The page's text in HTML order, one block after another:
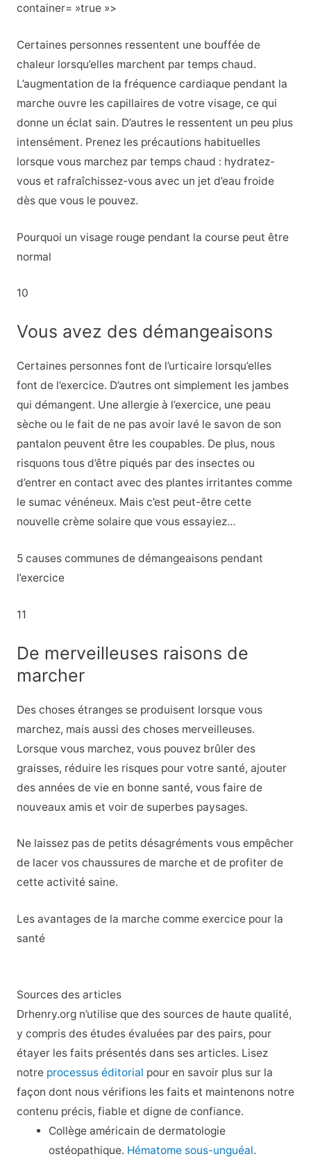
container= »true »>
Certaines personnes ressentent une bouffée de
chaleur lorsqu’elles marchent par temps chaud.
L’augmentation de la fréquence cardiaque pendant la
marche ouvre les capillaires de votre visage, ce qui
donne un éclat sain. D’autres le ressentent un peu plus
intensément. Prenez les précautions habituelles
lorsque vous marchez par temps chaud : hydratez-
vous et rafraîchissez-vous avec un jet d’eau froide
dès que vous le pouvez.
Pourquoi un visage rouge pendant la course peut être
normal
10
Vous avez des démangeaisons
Certaines personnes font de l’urticaire lorsqu’elles
font de l’exercice. D’autres ont simplement les jambes
qui démangent. Une allergie à l’exercice, une peau
sèche ou le fait de ne pas avoir lavé le savon de son
pantalon peuvent être les coupables. De plus, nous
risquons tous d’être piqués par des insectes ou
d’entrer en contact avec des plantes irritantes comme
le sumac vénéneux. Mais c’est peut-être cette
nouvelle crème solaire que vous essayiez…
5 causes communes de démangeaisons pendant
l’exercice
11
De merveilleuses raisons de
marcher
Des choses étranges se produisent lorsque vous
marchez, mais aussi des choses merveilleuses.
Lorsque vous marchez, vous pouvez brûler des
graisses, réduire les risques pour votre santé, ajouter
des années de vie en bonne santé, vous faire de
nouveaux amis et voir de superbes paysages.
Ne laissez pas de petits désagréments vous empêcher
de lacer vos chaussures de marche et de profiter de
cette activité saine.
Les avantages de la marche comme exercice pour la
santé
Sources des articles
Drhenry.org n’utilise que des sources de haute qualité,
y compris des études évaluées par des pairs, pour
étayer les faits présentés dans ses articles. Lisez
notre processus éditorial pour en savoir plus sur la
façon dont nous vérifions les faits et maintenons notre
contenu précis, fiable et digne de confiance.
Collège américain de dermatologie
ostéopathique. Hématome sous-unguéal.